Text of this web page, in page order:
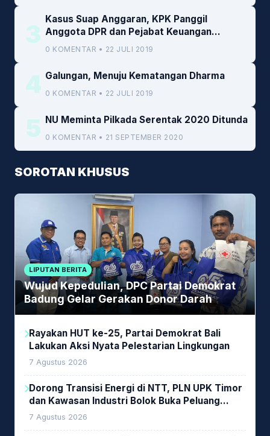
3
Kasus Suap Anggaran, KPK Panggil
Anggota DPR dan Pejabat Keuangan
Kemenkeu
0 KOMENTAR • 22 JULI 2019
4 Galungan, Menuju Kematangan Dharma
0 KOMENTAR • 22 JULI 2019
5 NU Meminta Pilkada Serentak 2020 Ditunda
0 KOMENTAR • 21 SEPTEMBER 2020
SOROTAN KHUSUS
LIPUTAN BERITA
Wujud Kepedulian, DPC Partai Demokrat
Badung Gelar Gerakan Donor Darah
Rayakan HUT ke-25, Partai Demokrat Bali
Lakukan Aksi Nyata Pelestarian Lingkungan
7 Agustus 2026
Dorong Transisi Energi di NTT, PLN UPK Timor
dan Kawasan Industri Bolok Buka Peluang
Investasi Woodchip untuk Cofiring PLTU Bolok
7 Agustus 2026